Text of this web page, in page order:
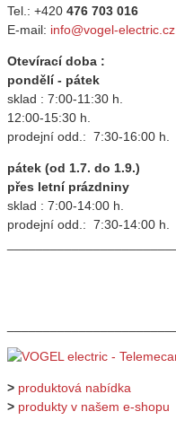
Tel.: +420 476 703 016
E-mail: info@vogel-electric.cz
Otevírací doba :
pondělí - pátek
sklad : 7:00-11:30 h.
12:00-15:30 h.
prodejní odd.: 7:30-16:00 h.
pátek (od 1.7. do 1.9.)
přes letní prázdniny
sklad : 7:00-14:00 h.
prodejní odd.: 7:30-14:00 h.
> produktová nabídka
> produkty v našem e-shopu